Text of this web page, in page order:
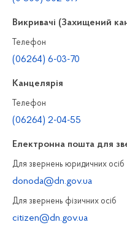
Викривачі (Захищений
Телефон
(06264) 6-03-70
Канцелярiя
Телефон
(06264) 2-04-55
Електронна пошта для
Для звернень юридичних осiб
donoda@dn.gov.ua
Для звернень фізичних осiб
citizen@dn.gov.ua